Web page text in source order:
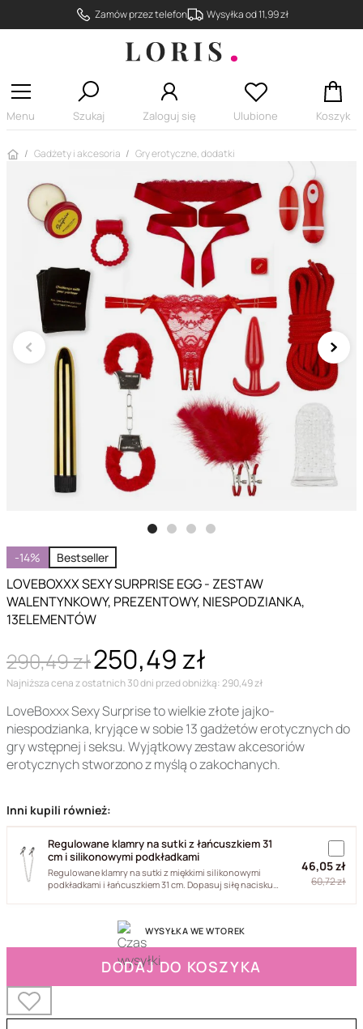
Zamów przez telefon Wysyłka od 11,99 zł
Menu Szukaj Zaloguj się Ulubione Koszyk
Strona główna
Gadżety i akcesoria Gry erotyczne, dodatki
-14% Bestseller
LOVEBOXXX SEXY SURPRISE EGG - ZESTAW
WALENTYNKOWY, PREZENTOWY, NIESPODZIANKA,
13ELEMENTÓW
290,49 zł250,49 zł
Najniższa cena z ostatnich 30 dni przed obniżką: 290,49 zł
LoveBoxxx Sexy Surprise to wielkie złote jajko-
niespodzianka, kryjące w sobie 13 gadżetów erotycznych do
gry wstępnej i seksu. Wyjątkowy zestaw akcesoriów
erotycznych stworzono z myślą o zakochanych.
Inni kupili również:
Regulowane klamry na sutki z łańcuszkiem 31
cm i silikonowymi podkładkami
Regulowane klamry na sutki z miękkimi silikonowymi
podkładkami i łańcuszkiem 31 cm. Dopasuj siłę nacisku
46,05 zł
60,72 zł
WYSYŁKA WE WTOREK
DODAJ DO KOSZYKA